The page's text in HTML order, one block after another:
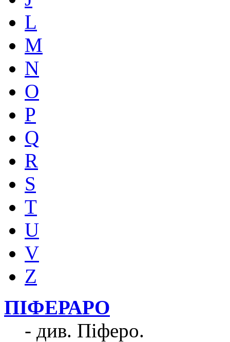
L
M
N
O
P
Q
R
S
T
U
V
Z
ПІФЕРАРО
- див. Піферо.